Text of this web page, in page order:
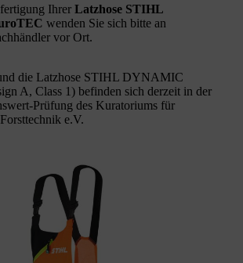
Ihrer Latzhose STIHL
wenden Sie sich bitte an
vor Ort.
die Latzhose STIHL DYNAMIC
A, Class 1) befinden sich derzeit in der
Prüfung des Kuratoriums für
e.V.